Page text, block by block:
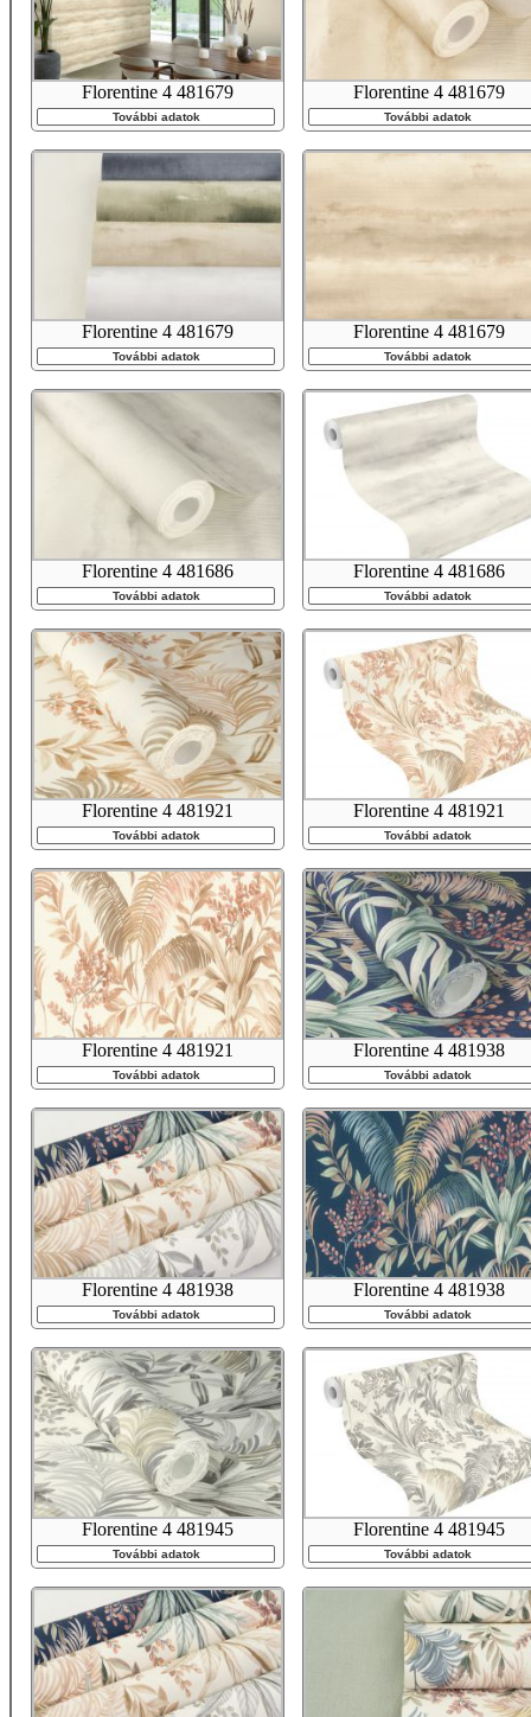
Florentine 4 481679
További adatok
Florentine 4 481679
További adatok
Florentine 4 481679
További adatok
Florentine 4 481679
További adatok
Florentine 4 481686
További adatok
Florentine 4 481686
További adatok
Florentine 4 481921
További adatok
Florentine 4 481921
További adatok
Florentine 4 481921
További adatok
Florentine 4 481938
További adatok
Florentine 4 481938
További adatok
Florentine 4 481938
További adatok
Florentine 4 481945
További adatok
Florentine 4 481945
További adatok